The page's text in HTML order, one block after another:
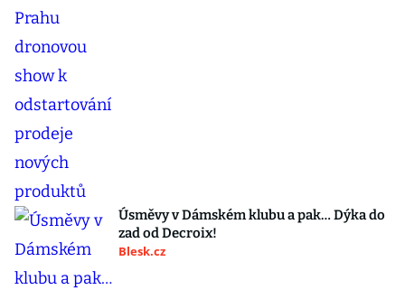
Úsměvy v Dámském klubu a pak… Dýka do
zad od Decroix!
Blesk.cz